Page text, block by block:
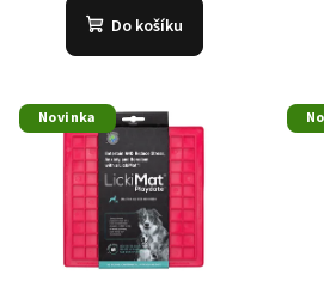
Do košíku
Novinka